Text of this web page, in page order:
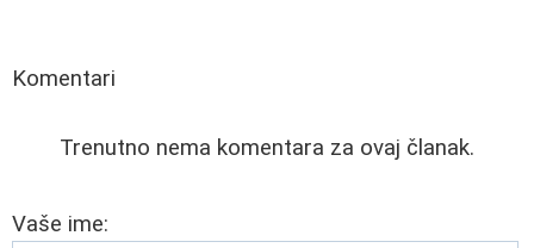
Komentari
Trenutno nema komentara za ovaj članak.
Vaše ime: